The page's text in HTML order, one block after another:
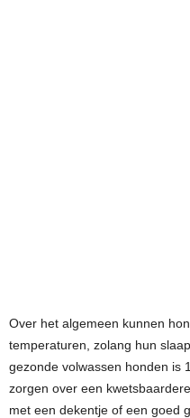
Over het algemeen kunnen
temperaturen, zolang hun
gezonde volwassen honden is
zorgen over een
met een dekentje of een goed